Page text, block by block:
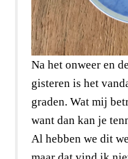
Na het onweer en
gisteren is het
graden. Wat mij
want dan kan je
Al hebben we dit